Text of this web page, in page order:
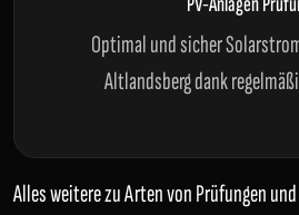
Optimal und sicher
Altlandsberg dank
Alles weitere zu Arten von Prüfungen